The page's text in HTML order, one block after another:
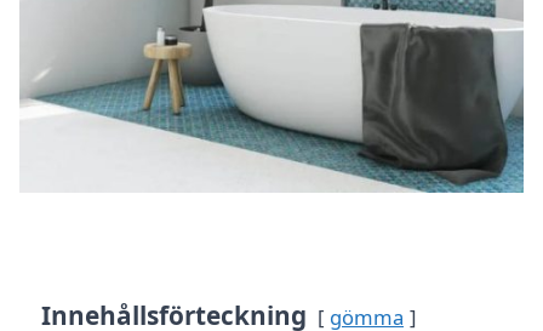
Innehållsförteckning gömma